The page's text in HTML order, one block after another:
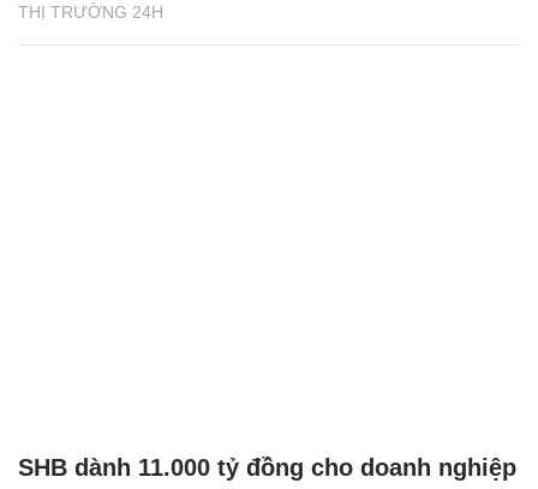
THỊ TRƯỜNG 24H
SHB dành 11.000 tỷ đồng cho doanh nghiệp